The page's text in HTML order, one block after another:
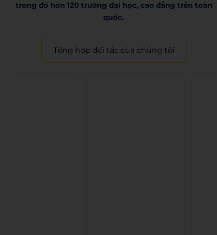
trong đó hơn 120 trường đại học, cao đẳng trên toàn
quốc.​
Tổng hợp đối tác của chúng tôi